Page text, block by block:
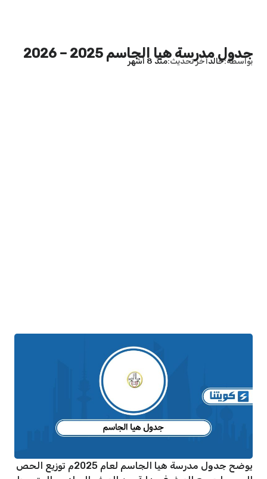
جدول مدرسة هيا الجاسم 2025 – 2026
بواسطة خالدآخر تحديث منذ 8 أشهر
يوضح جدول مدرسة هيا الجاسم لعام 2025م توزيع الحص